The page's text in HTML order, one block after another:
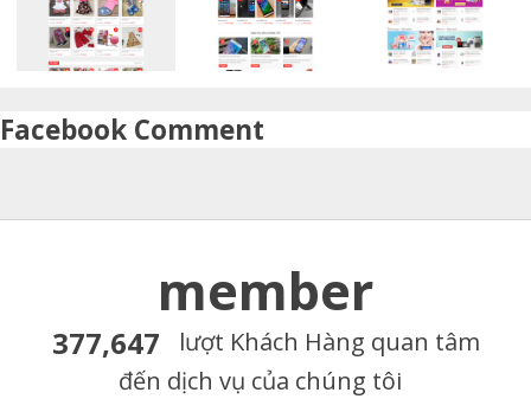
Facebook Comment
member
377,647
lượt Khách Hàng quan tâm
đến dịch vụ của chúng tôi